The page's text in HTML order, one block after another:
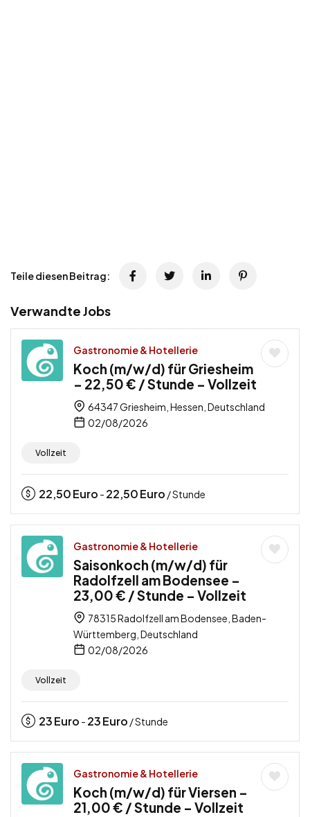
Teile diesen Beitrag:
Verwandte Jobs
Gastronomie & Hotellerie
Koch (m/w/d) für Griesheim
– 22,50 € / Stunde – Vollzeit
64347 Griesheim, Hessen, Deutschland
02/08/2026
Vollzeit
22,50Euro - 22,50Euro / Stunde
Gastronomie & Hotellerie
Saisonkoch (m/w/d) für
Radolfzell am Bodensee –
23,00 € / Stunde – Vollzeit
78315 Radolfzell am Bodensee, Baden-
Württemberg, Deutschland
02/08/2026
Vollzeit
23Euro - 23Euro / Stunde
Gastronomie & Hotellerie
Koch (m/w/d) für Viersen –
21,00 € / Stunde – Vollzeit